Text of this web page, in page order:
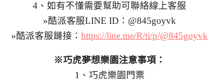
4、如有不懂需要幫助可聯絡線上客服
»酷派客服LINE ID：@845goyvk
»酷派客服鏈接： https://line.me/R/ti/p/@845goyvk
※巧虎夢想樂園注意事項：
1、巧虎樂園門票